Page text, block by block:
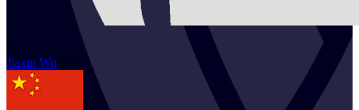
0
Jiaxin Wu (2)